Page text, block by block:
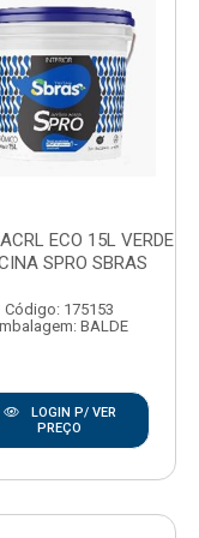
ECO 15L VERDE
SPRO SBRAS
Código: 175153
BALDE
LOGIN P/ VER
PREÇO